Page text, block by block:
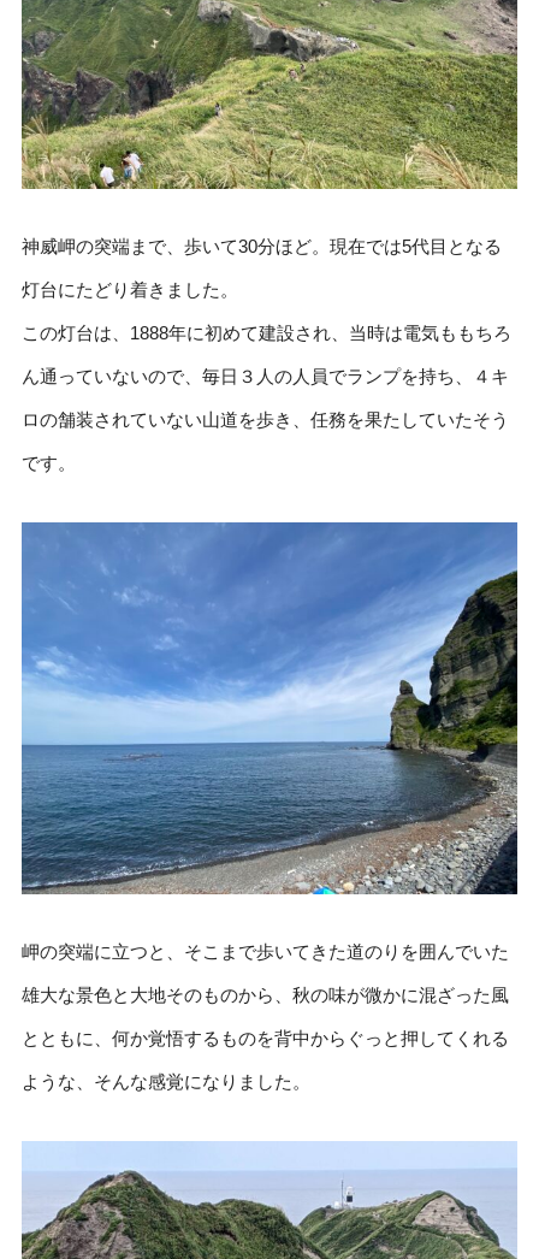
神威岬の突端まで、歩いて30分ほど。現在では5代目となる
灯台にたどり着きました。
この灯台は、1888年に初めて建設され、当時は電気ももちろ
ん通っていないので、毎日３人の人員でランプを持ち、４キ
ロの舗装されていない山道を歩き、任務を果たしていたそう
です。
岬の突端に立つと、そこまで歩いてきた道のりを囲んでいた
雄大な景色と大地そのものから、秋の味が微かに混ざった風
とともに、何か覚悟するものを背中からぐっと押してくれる
ような、そんな感覚になりました。